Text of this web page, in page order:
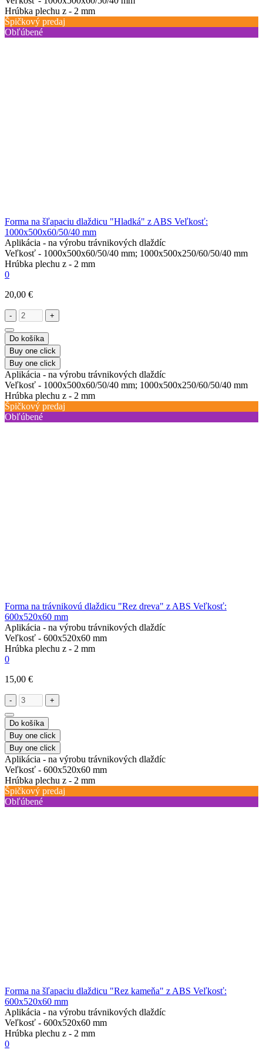
Hrúbka plechu z - 2 mm
Špičkový predaj
Obľúbené
Forma na šľapaciu dlaždicu "Hladká" z ABS Veľkosť:
1000х500х60/50/40 mm
Aplikácia - na výrobu trávnikových dlaždíc
Veľkosť - 1000х500х60/50/40 mm; 1000х500х250/60/50/40 mm
Hrúbka plechu z - 2 mm
0
20,00 €
- +
Do košíka
Buy one click
Buy one click
Aplikácia - na výrobu trávnikových dlaždíc
Veľkosť - 1000х500х60/50/40 mm; 1000х500х250/60/50/40 mm
Hrúbka plechu z - 2 mm
Špičkový predaj
Obľúbené
Forma na trávnikovú dlaždicu "Rez dreva" z ABS Veľkosť:
600x520x60 mm
Aplikácia - na výrobu trávnikových dlaždíc
Veľkosť - 600х520х60 mm
Hrúbka plechu z - 2 mm
0
15,00 €
- +
Do košíka
Buy one click
Buy one click
Aplikácia - na výrobu trávnikových dlaždíc
Veľkosť - 600х520х60 mm
Hrúbka plechu z - 2 mm
Špičkový predaj
Obľúbené
Forma na šľapaciu dlaždicu "Rez kameňa" z ABS Veľkosť:
600x520x60 mm
Aplikácia - na výrobu trávnikových dlaždíc
Veľkosť - 600х520х60 mm
Hrúbka plechu z - 2 mm
0